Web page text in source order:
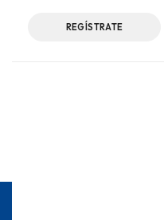
REGÍSTRATE